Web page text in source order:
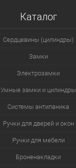
Каталог
Сердцевины (цилиндры)
Замки
Электрозамки
Умные замки и цилиндры
Системы антипаника
Ручки для дверей и окон
Ручки для мебели
Броненакладки